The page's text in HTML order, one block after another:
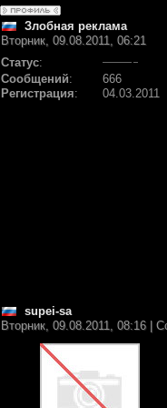
Злобная реклама
Вторник, 09.08.2011, 06:21
Статус:
Сообщений:
666
Регистрация: 04.03.2011
supei-sa
Вторник, 09.08.2011, 08:16 |